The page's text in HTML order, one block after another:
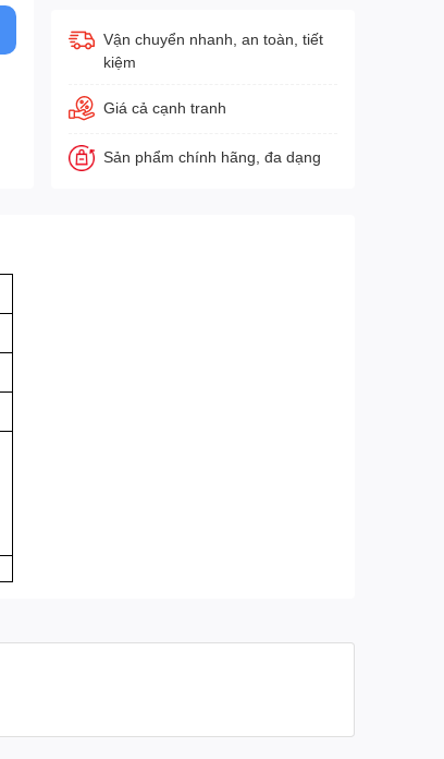
Vận chuyển nhanh, an toàn, tiết
kiệm
Giá cả cạnh tranh
Sản phẩm chính hãng, đa dạng